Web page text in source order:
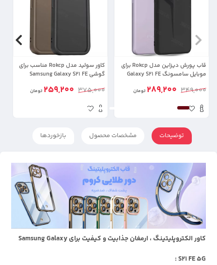
قاب پورش دیزاین مدل Rokcp برای
موبایل سامسونگ Galaxy S21 FE
349,000
289,200 تومان
کاور سولید مدل Rokcp مناسب برای
گوشی Samsung Galaxy S21 FE
375,000
259,200 تومان
توضیحات مشخصات محصول بازخوردها
کاور الکتروپلیتینگ ، ارمغان جذابیت و کیفیت برای Samsung Galaxy
S21 FE 5G :